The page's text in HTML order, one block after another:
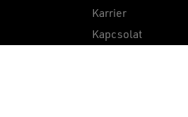
Karrier
Kapcsolat